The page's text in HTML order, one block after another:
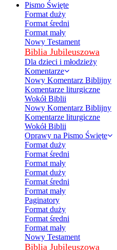
Pismo Święte
Format duży
Format średni
Format mały
Nowy Testament
Biblia Jubileuszowa
Dla dzieci i młodzieży
Komentarze
Nowy Komentarz Biblijny
Komentarze liturgiczne
Wokół Biblii
Nowy Komentarz Biblijny
Komentarze liturgiczne
Wokół Biblii
Oprawy na Pismo Święte
Format duży
Format średni
Format mały
Format duży
Format średni
Format mały
Paginatory
Format duży
Format średni
Format mały
Nowy Testament
Biblia Jubileuszowa